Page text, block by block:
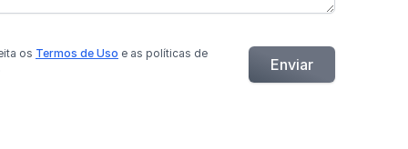
os Termos de Uso e as políticas de
Enviar